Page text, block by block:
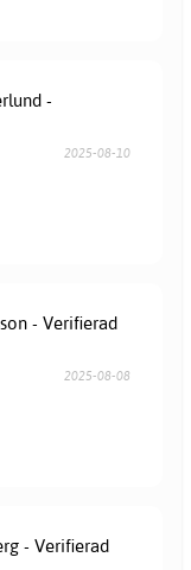
-
2025-08-10
- Verifierad
2025-08-08
- Verifierad